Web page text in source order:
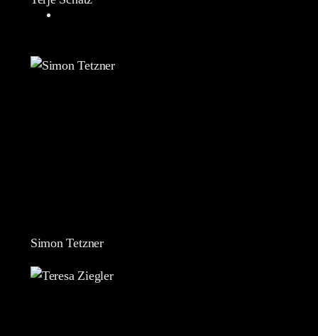
Simon Tetzner